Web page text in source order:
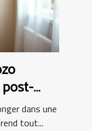
dans une
tout...